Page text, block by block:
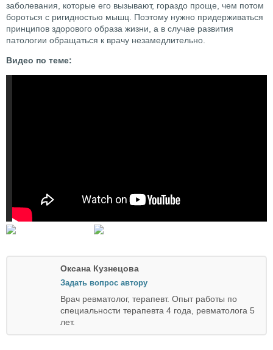
заболевания, которые его вызывают, гораздо проще, чем потом
бороться с ригидностью мышц. Поэтому нужно придерживаться
принципов здорового образа жизни, а в случае развития
патологии обращаться к врачу незамедлительно.
Видео по теме:
Оксана Кузнецова
Задать вопрос автору
Врач ревматолог, терапевт. Опыт работы по
специальности терапевта 4 года, ревматолога 5
лет.